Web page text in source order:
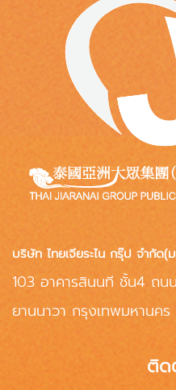
บริษัท ไทยเจียระไน กรุ๊ป จำกัด(
103 อาคารสินนที ชั้น4 ถ
ยานนาวา กรุงเทพมหานคร
ติด